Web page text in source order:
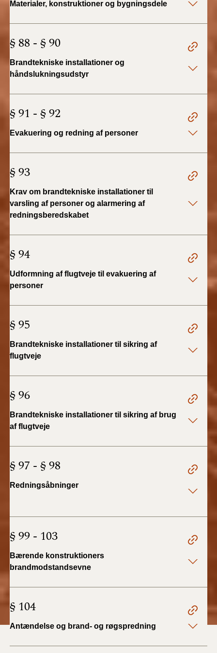
2022)
2022)
BR18 (29/6 - 31/12
2021)
BR18 (1/7-31/12
2020)
BR18 (1/1-9/3 2020)
2019)
BR18 (1/1-4/7 2019)
BR18 (1/7-31/12
2018)
BR15 (2015-2018)
Tidligere BR (1961-
Materialer, konstruktioner og bygningsdele
§ 88 - § 90
Brandtekniske installationer og
håndslukningsudstyr
§ 91 - § 92
Evakuering og redning af personer
§ 93
Krav om brandtekniske installationer til
varsling af personer og alarmering af
redningsberedskabet
§ 94
Udformning af flugtveje til evakuering af
personer
§ 95
Brandtekniske installationer til sikring af
flugtveje
§ 96
Brandtekniske installationer til sikring af brug
af flugtveje
§ 97 - § 98
Redningsåbninger
§ 99 - 103
Bærende konstruktioners
brandmodstandsevne
§ 104
Antændelse og brand- og røgspredning